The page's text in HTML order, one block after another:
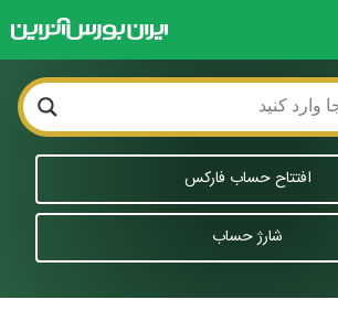
افتتاح حساب فارکس
شارژ حساب